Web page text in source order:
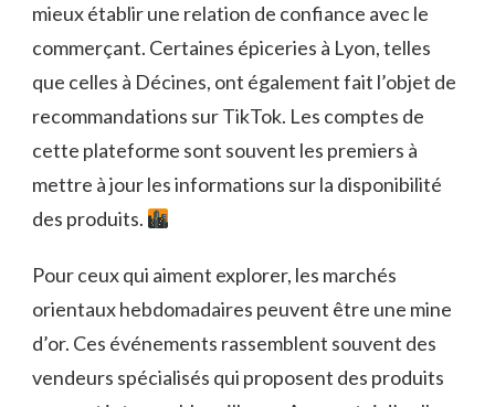
mieux établir une relation de confiance avec le
commerçant. Certaines épiceries à Lyon, telles
que celles à Décines, ont également fait l’objet de
recommandations sur TikTok. Les comptes de
cette plateforme sont souvent les premiers à
mettre à jour les informations sur la disponibilité
des produits.
Pour ceux qui aiment explorer, les marchés
orientaux hebdomadaires peuvent être une mine
d’or. Ces événements rassemblent souvent des
vendeurs spécialisés qui proposent des produits